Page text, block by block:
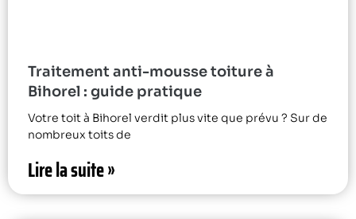
Traitement anti-mousse toiture à
Bihorel : guide pratique
Votre toit à Bihorel verdit plus vite que prévu ? Sur de
nombreux toits de
Lire la suite »